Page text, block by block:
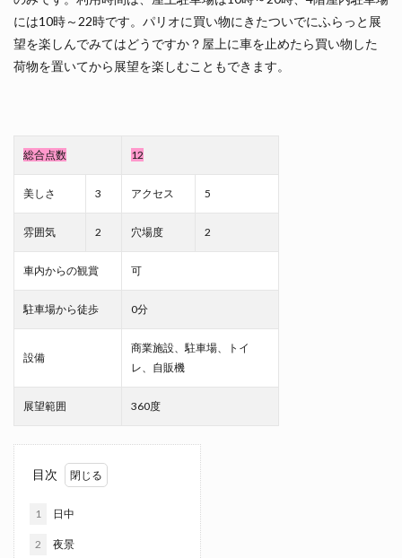
には10時～22時です。パリオに買い物にきたついでにふらっと展
望を楽しんでみてはどうですか？屋上に車を止めたら買い物した
荷物を置いてから展望を楽しむこともできます。
総合点数 12
美しさ 3 アクセス 5
雰囲気 2 穴場度 2
車内からの観賞 可
駐車場から徒歩 0分
設備
商業施設、駐車場、トイ
レ、自販機
展望範囲 360度
目次
1 日中
2 夜景